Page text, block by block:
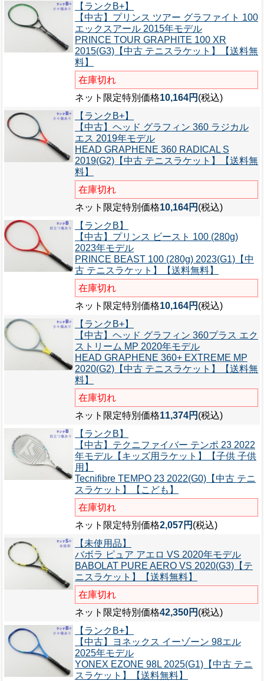
【ランクB+】
【中古】プリンス ツアー グラファイト 100
エックスアール 2015年モデル
PRINCE TOUR GRAPHITE 100 XR
2015(G3)【中古 テニスラケット】【送料無
料】
在庫切れ
ネット限定特別価格10,164円 (税込)
【ランクB+】
【中古】ヘッド グラフィン 360 ラジカル
エス 2019年モデル
HEAD GRAPHENE 360 RADICAL S
2019(G2)【中古 テニスラケット】【送料無
料】
在庫切れ
ネット限定特別価格10,164円 (税込)
【ランクB】
【中古】プリンス ビースト 100 (280g)
2023年モデル
PRINCE BEAST 100 (280g) 2023(G1)【中
古 テニスラケット】【送料無料】
在庫切れ
ネット限定特別価格10,164円 (税込)
【ランクB+】
【中古】ヘッド グラフィン 360プラス エク
ストリーム MP 2020年モデル
HEAD GRAPHENE 360+ EXTREME MP
2020(G2)【中古 テニスラケット】【送料無
料】
在庫切れ
ネット限定特別価格11,374円 (税込)
【ランクB】
【中古】テクニファイバー テンポ 23 2022
年モデル【キッズ用ラケット】【子供 子供
用】
Tecnifibre TEMPO 23 2022(G0)【中古 テニ
スラケット】【こども】
在庫切れ
ネット限定特別価格2,057円 (税込)
【未使用品】
バボラ ピュア アエロ VS 2020年モデル
BABOLAT PURE AERO VS 2020(G3)【テ
ニスラケット】【送料無料】
在庫切れ
ネット限定特別価格42,350円 (税込)
【ランクB+】
【中古】ヨネックス イーゾーン 98エル
2025年モデル
YONEX EZONE 98L 2025(G1)【中古 テニ
スラケット】【送料無料】